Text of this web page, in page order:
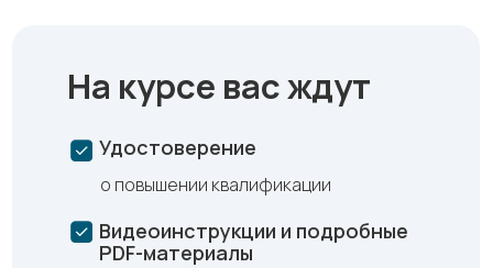
На курсе вас ждут
Видеоинструкции и подробные
PDF-материалы
Удостоверение
о повышении квалификации